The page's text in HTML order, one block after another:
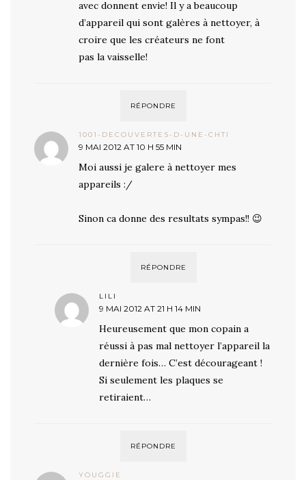
avec donnent envie! Il y a beaucoup
d’appareil qui sont galères à nettoyer, à
croire que les créateurs ne font
pas la vaisselle!
RÉPONDRE
1001-DECOUVERTES-D-UNE-CHTI
9 MAI 2012 AT 10 H 55 MIN
Moi aussi je galere à nettoyer mes
appareils :/
Sinon ca donne des resultats sympas!! 😉
RÉPONDRE
LILI
9 MAI 2012 AT 21 H 14 MIN
Heureusement que mon copain a
réussi à pas mal nettoyer l’appareil la
dernière fois… C’est décourageant !
Si seulement les plaques se
retiraient…
RÉPONDRE
YOUGGIE